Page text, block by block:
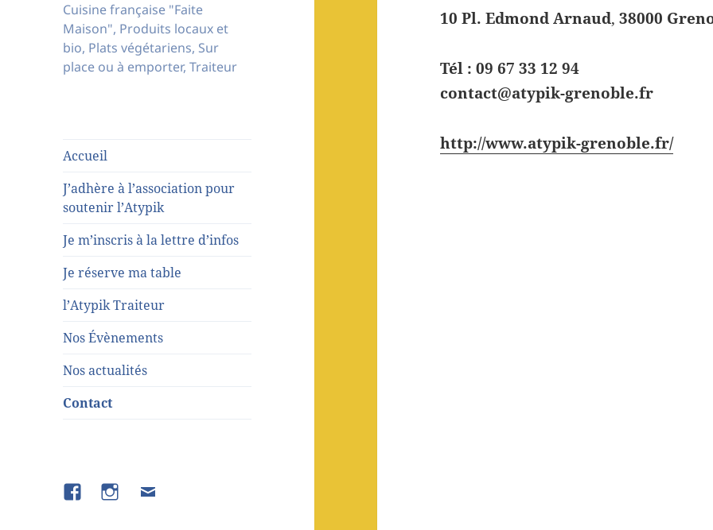
Cuisine française "Faite
Maison", Produits locaux et
bio, Plats végétariens, Sur
place ou à emporter, Traiteur
Accueil
J’adhère à l’association pour
soutenir l’Atypik
Je m’inscris à la lettre d’infos
Je réserve ma table
l’Atypik Traiteur
Nos Évènements
Nos actualités
Contact
10 Pl. Edmond Arnaud,38000
Tél : 09 67 33 12 94
contact@atypik-grenoble.fr
http://www.atypik-grenoble.fr/